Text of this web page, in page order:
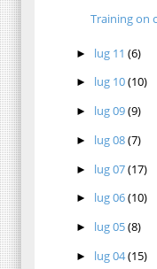
Training on
► lug 11(6)
► lug 10(10)
► lug 09(9)
► lug 08(7)
► lug 07(17)
► lug 06(10)
► lug 05(8)
► lug 04(15)